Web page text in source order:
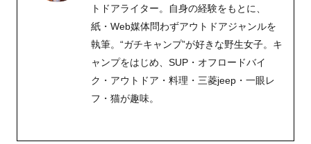
トドアライター。自身の経験をもとに、
紙・Web媒体問わずアウトドアジャンルを
執筆。“ガチキャンプ”が好きな野生女子。キ
ャンプをはじめ、SUP・オフロードバイ
ク・アウトドア・料理・三菱jeep・一眼レ
フ・猫が趣味。